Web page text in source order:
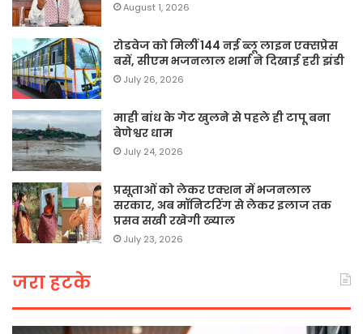
August 1, 2026
रोडवेज को मिलीं 144 नई ब्लू लाइन एक्सप्रेस
बसें, सीएम भजनलाल शर्मा ने दिखाई हरी झंडी
July 26, 2026
माही बांध के गेट खुलने से पहले ही टापू बना
बेणेश्वर धाम
July 24, 2026
प्रसूताओं को लेकर एक्शन में भजनलाल
सरकार, अब मॉनिटरिंग से लेकर इलाज तक
प्रसव सखी रखेगी ख्याल
July 23, 2026
जरा हटके